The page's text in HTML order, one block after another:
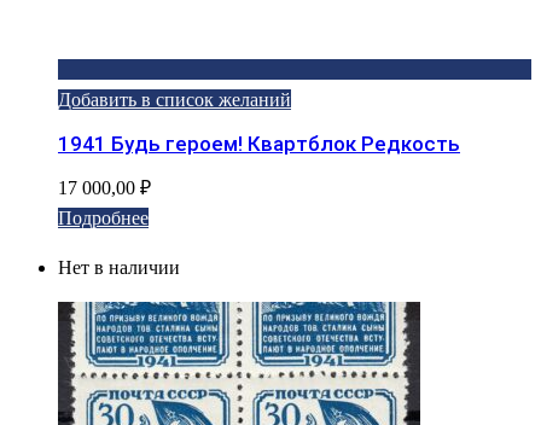
Добавить в список желаний
1941 Будь героем! Квартблок Редкость
17 000,00 ₽
Подробнее
Нет в наличии